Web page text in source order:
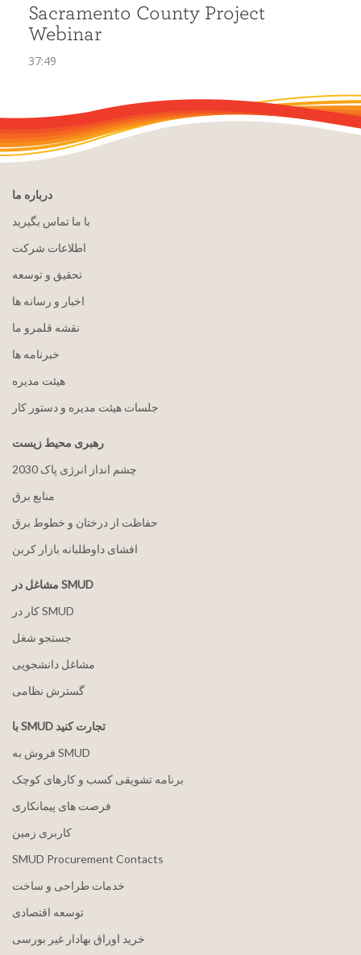
درباره ما
با ما تماس بگیرید
اطلاعات شرکت
تحقیق و توسعه
اخبار و رسانه ها
نقشه قلمرو ما
خبرنامه ها
هيئت مدیره
جلسات هیئت مدیره و دستور کار
رهبری محیط زیست
2030 چشم انداز انرژی پاک
منابع برق
حفاظت از درختان و خطوط برق
افشای داوطلبانه بازار کربن
مشاغل در SMUD
کار در SMUD
جستجو شغل
مشاغل دانشجویی
گسترش نظامی
با SMUD تجارت کنید
فروش به SMUD
برنامه تشویقی کسب و کارهای کوچک
فرصت های پیمانکاری
کاربری زمین
SMUD Procurement Contacts
خدمات طراحی و ساخت
توسعه اقتصادی
خرید اوراق بهادار غیر بورسی